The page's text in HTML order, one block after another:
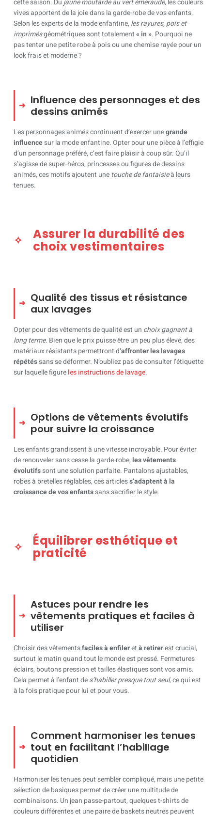
vives apportent de la joie dans la garde-robe de vos enfants.
Selon les experts de la mode enfantine, les rayures, pois et
imprimésgéométriques sont totalement« in ». Pourquoi ne
pas tenter une petite robe à pois ou une chemise rayée pour un
look frais et moderne ?
Influence des personnages et des
dessins animés
Les personnages animés continuent d’exercer unegrande
influencesur la mode enfantine. Opter pour une pièce à l’effigie
d’un personnage préféré, c’est faire plaisir à coup sûr. Qu’il
s’agisse de super-héros, princesses ou figures de dessins
animés, ces motifs ajoutent unetouche de fantaisieà leurs
tenues.
Assurer la durabilité des
choix vestimentaires
Qualité des tissus et résistance
aux lavages
Opter pour des vêtements de qualité est un choix gagnant à
long terme. Bien que le prix puisse être un peu plus élevé, des
matériaux résistants permettront d‘affronter les lavages
répétéssans se déformer. N’oubliez pas de consulter l’étiquette
sur laquelle figureles instructions de lavage.
Options de vêtements évolutifs
pour suivre la croissance
Les enfants grandissent à une vitesse incroyable. Pour éviter
de renouveler sans cesse la garde-robe, les vêtements
évolutifssont une solution parfaite. Pantalons ajustables,
robes à bretelles réglables, ces articless’adaptent à la
croissance de vos enfantssans sacrifier le style.
Équilibrer esthétique et
praticité
Astuces pour rendre les
vêtements pratiques et faciles à
utiliser
Choisir des vêtementsfaciles à enfileretà retirerest crucial,
surtout le matin quand tout le monde est pressé. Fermetures
éclairs, boutons pression et tailles élastiques sont vos amis.
Cela permet à l’enfant des’habiller presque tout seul,ce qui est
à la fois pratique pour lui et pour vous.
Comment harmoniser les tenues
tout en facilitant l’habillage
quotidien
Harmoniser les tenues peut sembler compliqué, mais une petite
sélection de basiques permet de créer une multitude de
combinaisons. Un jean passe-partout, quelques t-shirts de
couleurs différentes et une paire de baskets neutres peuvent